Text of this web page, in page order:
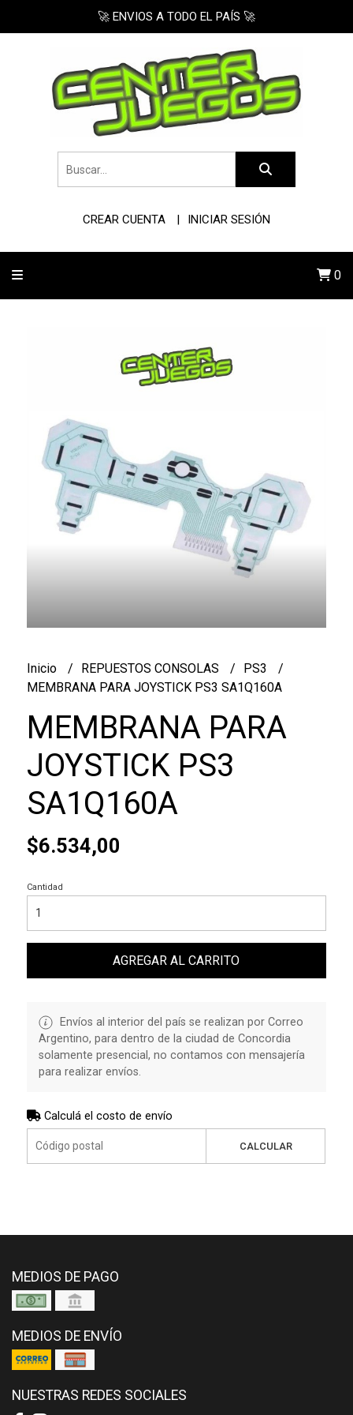
🚀 ENVIOS A TODO EL PAÍS 🚀
CREAR CUENTA INICIAR SESIÓN
0
Inicio REPUESTOS CONSOLAS
PS3
MEMBRANA PARA JOYSTICK PS3 SA1Q160A
MEMBRANA PARA
JOYSTICK PS3
SA1Q160A
$6.534,00
Cantidad
AGREGAR AL CARRITO
Envíos al interior del país se realizan por Correo
Argentino, para dentro de la ciudad de Concordia
solamente presencial, no contamos con mensajería
para realizar envíos.
Calculá el costo de envío
CALCULAR
MEDIOS DE PAGO
MEDIOS DE ENVÍO
NUESTRAS REDES SOCIALES